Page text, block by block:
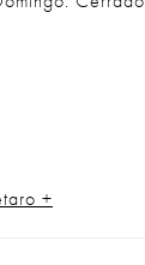
+